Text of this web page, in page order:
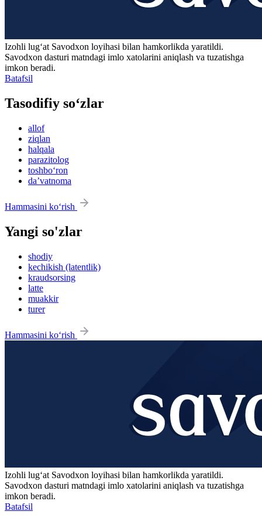
Izohli lugʻat Savodxon loyihasi bilan hamkorlikda yaratildi.
Savodxon dasturi matndagi imlo xatolarini aniqlash va tuzatishga
imkon beradi.
Batafsil
Tasodifiy so‘zlar
allof
ziqlan
halqala
parazitolog
toshbo‘ron
daʼvatnoma
Hammasini ko‘rish
Yangi so'zlar
shodiy
kechikish (latentlik)
kraudsorsing
latte
muakkir
turer
Hammasini ko‘rish
Izohli lugʻat Savodxon loyihasi bilan hamkorlikda yaratildi.
Savodxon dasturi matndagi imlo xatolarini aniqlash va tuzatishga
imkon beradi.
Batafsil